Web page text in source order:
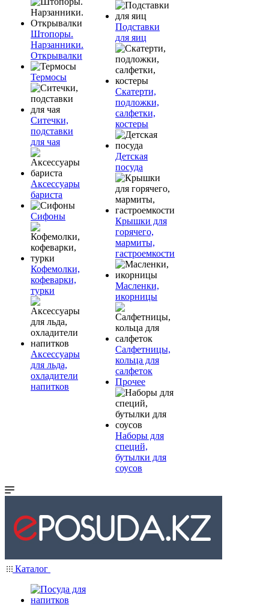
Штопоры.
Нарзанники.
Открывалки
Термосы
Ситечки,
подставки
для чая
Аксессуары
бариста
Сифоны
Кофемолки,
кофеварки,
турки
Аксессуары
для льда,
охладители
напитков
Подставки
для яиц
Скатерти,
подложки,
салфетки,
костеры
Детская
посуда
Крышки для
горячего,
мармиты,
гастроемкости
Масленки,
икорницы
Салфетницы,
кольца для
салфеток
Прочее
Наборы для
специй,
бутылки для
соусов
Каталог